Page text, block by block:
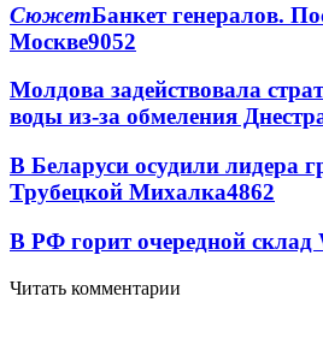
СюжетБанкет генералов.
Москве9052
Молдова задействовала
воды из-за обмеления
В Беларуси осудили лидера
Трубецкой Михалка4862
В РФ горит очередной склад
Читать комментарии